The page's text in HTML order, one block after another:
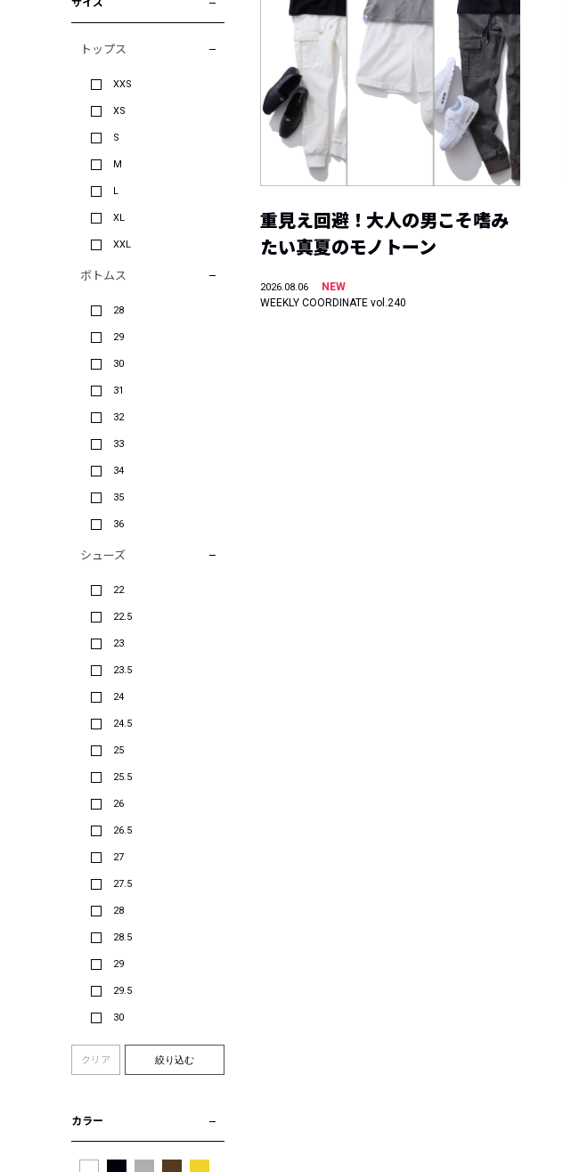
サイズ
トップス
XXS
XS
S
M
L
XL
XXL
ボトムス
28
29
30
31
32
33
34
35
36
シューズ
22
22.5
23
23.5
24
24.5
25
25.5
26
26.5
27
27.5
28
28.5
29
29.5
30
クリア 絞り込む
カラー
重見え回避！大人の男こそ嗜み
たい真夏のモノトーン
2026.08.06
NEW
WEEKLY COORDINATE vol.240